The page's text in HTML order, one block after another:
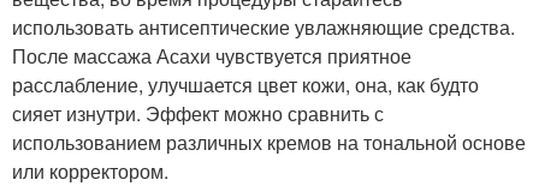
использовать антисептические увлажняющие средства.
После массажа Асахи чувствуется приятное
расслабление, улучшается цвет кожи, она, как будто
сияет изнутри. Эффект можно сравнить с
использованием различных кремов на тональной основе
или корректором.